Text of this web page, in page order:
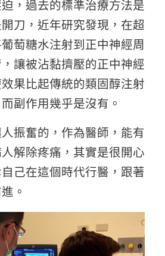
，過去的標準治療方法是
刀，近年研究發現，在超
萄糖水注射到正中神經周
讓被沾黏擠壓的正中神經
果比起傳統的類固醇注射
副作用幾乎是沒有。
振奮的，作為醫師，能有
解除疼痛，其實是很開心
己在這個時代行醫，跟著
。